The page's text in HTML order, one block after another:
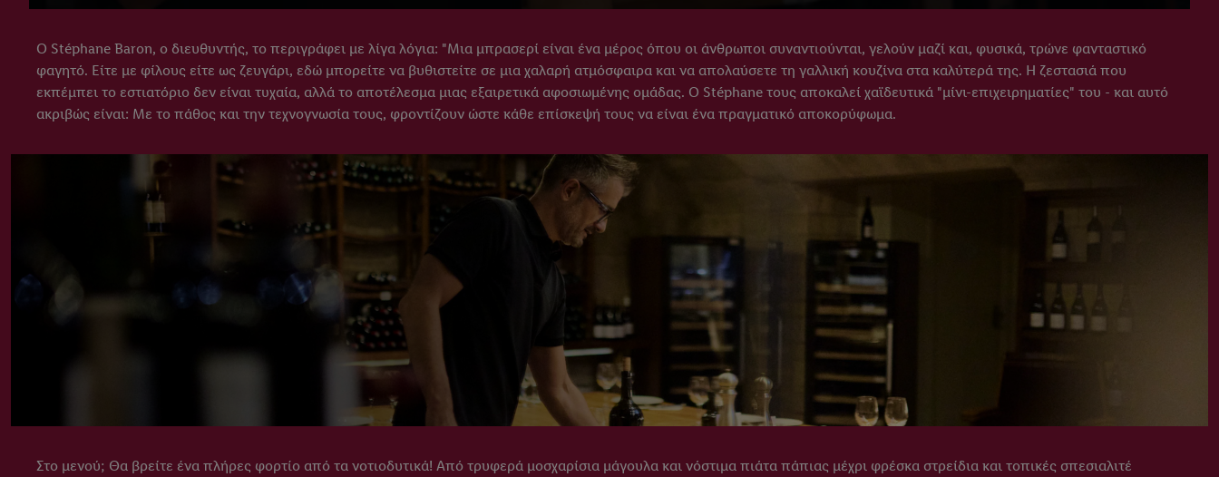
Ο Stéphane Baron, ο διευθυντής, το περιγράφει με λίγα λόγια: "Μια μπρασερί είναι ένα μέρος όπου οι άνθρωποι συναντιούνται, γελούν μαζί και, φυσικά, τρώνε φανταστικό
φαγητό. Είτε με φίλους είτε ως ζευγάρι, εδώ μπορείτε να βυθιστείτε σε μια χαλαρή ατμόσφαιρα και να απολαύσετε τη γαλλική κουζίνα στα καλύτερά της. Η ζεστασιά που
εκπέμπει το εστιατόριο δεν είναι τυχαία, αλλά το αποτέλεσμα μιας εξαιρετικά αφοσιωμένης ομάδας. Ο Stéphane τους αποκαλεί χαϊδευτικά "μίνι-επιχειρηματίες" του - και αυτό
ακριβώς είναι: Με το πάθος και την τεχνογνωσία τους, φροντίζουν ώστε κάθε επίσκεψή τους να είναι ένα πραγματικό αποκορύφωμα.
Στο μενού; Θα βρείτε ένα πλήρες φορτίο από τα νοτιοδυτικά! Από τρυφερά μοσχαρίσια μάγουλα και νόστιμα πιάτα πάπιας μέχρι φρέσκα στρείδια και τοπικές σπεσιαλιτέ